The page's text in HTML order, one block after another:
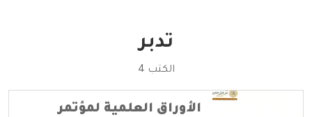
تدبر
الكتب 4
الأوراق العلمية لمؤتمر